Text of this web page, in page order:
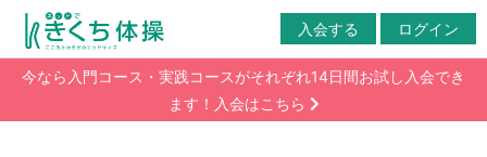
入会する ログイン
今なら入門コース・実践コースがそれぞれ14日間お試し入会でき
ます！入会はこちら